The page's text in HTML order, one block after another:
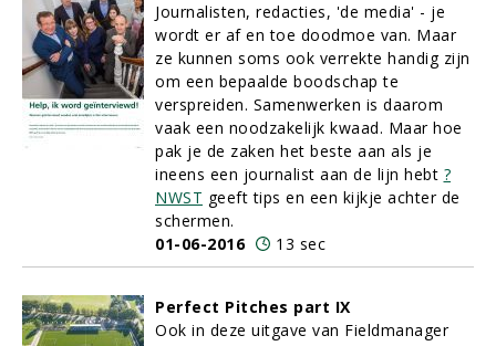
Journalisten, redacties, 'de media' - je
wordt er af en toe doodmoe van. Maar
ze kunnen soms ook verrekte handig zijn
om een bepaalde boodschap te
verspreiden. Samenwerken is daarom
vaak een noodzakelijk kwaad. Maar hoe
pak je de zaken het beste aan als je
ineens een journalist aan de lijn hebt ?
NWST geeft tips en een kijkje achter de
schermen.
01-06-2016
13 sec
Perfect Pitches part IX
Ook in deze uitgave van Fieldmanager